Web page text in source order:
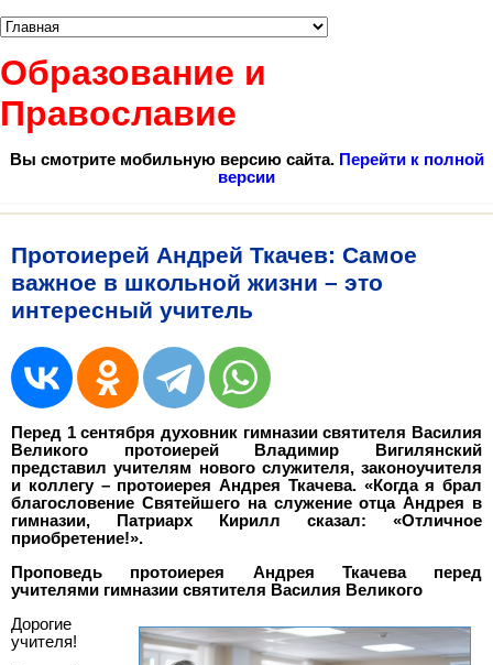
Образование и
Православие
Вы смотрите мобильную версию сайта. Перейти к полной
версии
Протоиерей Андрей Ткачев: Самое
важное в школьной жизни – это
интересный учитель
Перед 1 сентября духовник гимназии святителя Василия
Великого протоиерей Владимир Вигилянский
представил учителям нового служителя, законоучителя
и коллегу – протоиерея Андрея Ткачева. «Когда я брал
благословение Святейшего на служение отца Андрея в
гимназии, Патриарх Кирилл сказал: «Отличное
приобретение!».
Проповедь протоиерея Андрея Ткачева перед
учителями гимназии святителя Василия Великого
Дорогие
учителя!